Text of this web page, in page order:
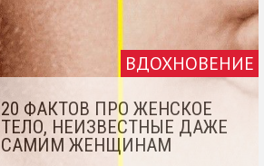
ВДОХНОВЕНИЕ
20 ФАКТОВ ПРО ЖЕНСКОЕ
ТЕЛО, НЕИЗВЕСТНЫЕ ДАЖЕ
САМИМ ЖЕНЩИНАМ